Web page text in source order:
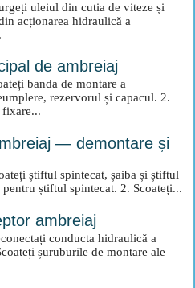
uleiul din cutia de viteze și
acționarea hidraulică a
de ambreiaj
banda de montare a
rezervorul și capacul. 2.
fixare...
— demontare și
știftul spintecat, șaiba și știftul
știftul spintecat. 2. Scoateți...
ambreiaj
conducta hidraulică a
șuruburile de montare ale